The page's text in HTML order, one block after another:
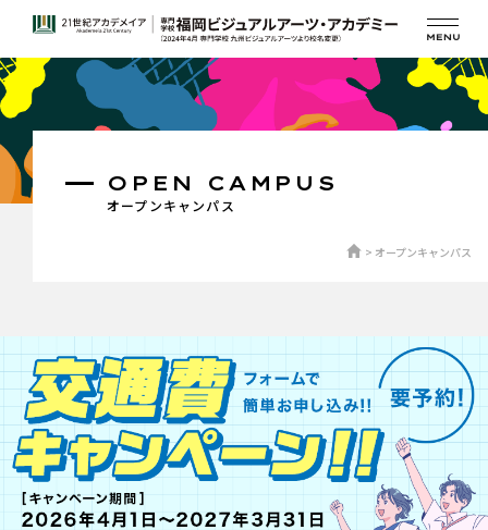
オープンキャンパス
OPEN CAMPUS
オープンキャンパス